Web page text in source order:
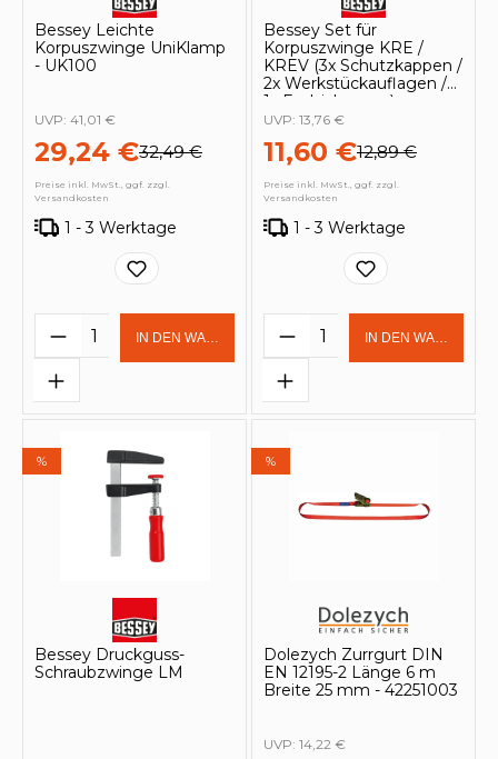
Bessey Leichte
Korpuszwinge UniKlamp
- UK100
29,24 €32,49 €
UVP: 41,01 €
Preise inkl. MwSt., ggf. zzgl.
Versandkosten
1 - 3 Werktage
Produkt Anzahl: Gib den
IN DEN WARENKORB
Bessey Set für
Korpuszwinge KRE /
KREV (3x Schutzkappen /
2x Werkstückauflagen /
1x Endsicherung) -
3101775
11,60 €12,89 €
UVP: 13,76 €
Preise inkl. MwSt., ggf. zzgl.
Versandkosten
1 - 3 Werktage
Produkt Anzahl:
IN DEN
%
Bessey Druckguss-
Schraubzwinge LM
%
Dolezych Zurrgurt DIN
EN 12195-2 Länge 6 m
Breite 25 mm - 42251003
UVP: 14,22 €